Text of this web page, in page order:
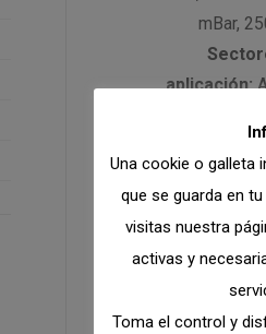
mBar,
aplicación:
Una cookie o galleta
que se guarda en
visitas nuestra
activas y
Toma el control y